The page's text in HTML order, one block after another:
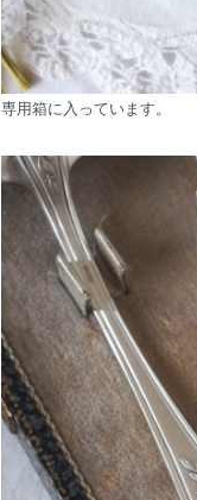
専用箱に入っています。